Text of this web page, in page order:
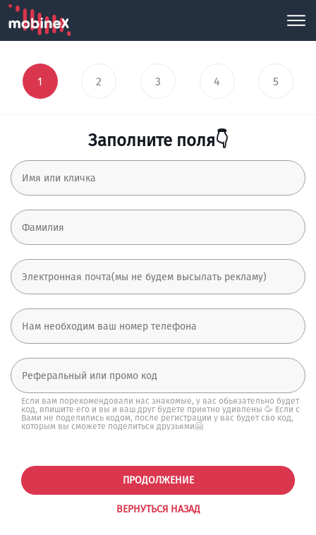
1 2 3 4 5
Заполните поля👇
Если вам порекомендовали нас знакомые, у вас обьязательно будет
код, впишите его и вы и ваш друг будете приятно удивлены 🥳 Если с
Вами не поделились кодом, после регистрации у вас будет сво код,
которым вы сможете поделиться друзьями🤗
ВЕРНУТЬСЯ НАЗАД
ПРОДОЛЖЕНИЕ